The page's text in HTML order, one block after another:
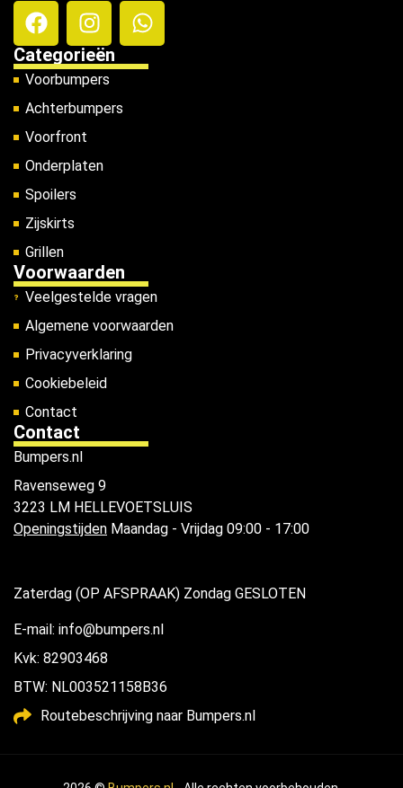
Categorieën
Voorbumpers
Achterbumpers
Voorfront
Onderplaten
Spoilers
Zijskirts
Grillen
Voorwaarden
Veelgestelde vragen
Algemene voorwaarden
Privacyverklaring
Cookiebeleid
Contact
Contact
Bumpers.nl
Ravenseweg 9
3223 LM HELLEVOETSLUIS
Openingstijden Maandag - Vrijdag 09:00 - 17:00
Zaterdag (OP AFSPRAAK) Zondag GESLOTEN
E-mail: info@bumpers.nl
Kvk: 82903468
BTW: NL003521158B36
Routebeschrijving naar Bumpers.nl